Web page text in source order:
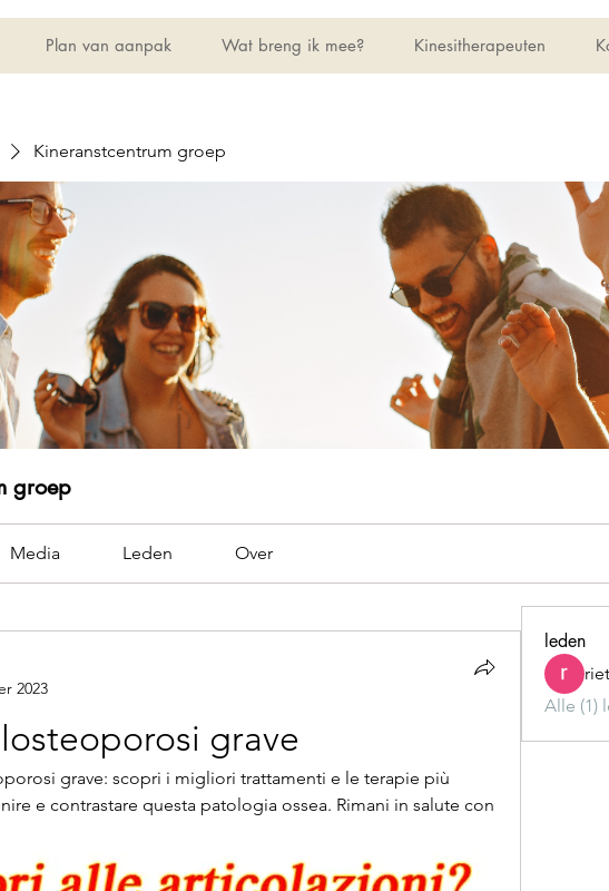
Plan van aanpak Wat breng ik mee? Kinesitherapeuten
Kineranstcentrum groep
groep
Media Leden Over
2023
grave
grave: scopri i migliori trattamenti e le terapie più
e contrastare questa patologia ossea. Rimani in salute con
leden
Alle (1)